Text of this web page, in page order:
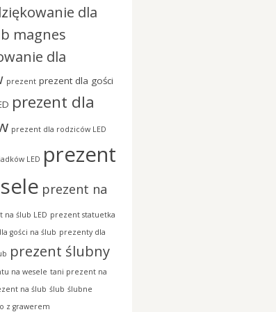
dla
magnes
dla
prezent prezent dla gości
prezent dla
prezent dla rodziców LED
LED prezent
prezent na
na ślub LED prezent statuetka
gości na ślub prezenty dla
prezent ślubny
na wesele tani prezent na
na ślub ślub ślubne
z grawerem